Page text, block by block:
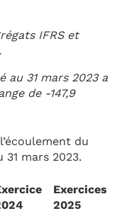
IFRS et
au 31 mars 2023 a
de -147,9
du
mars 2023.
Exercices
2025